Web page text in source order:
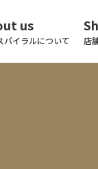
us
パイラルについて 店